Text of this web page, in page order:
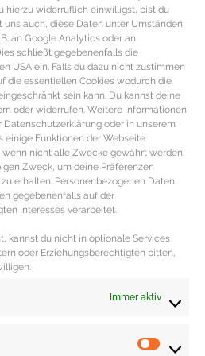
hierzu widerruflich einwilligst, bist du
auch, diese Daten unter Umständen
an Google Analytics oder an
schließt gegebenenfalls die
USA ein. Falls du dazu nicht zustimmen
die essentiellen Cookies wodurch die
sein kann. Du kannst deine
oder widerrufen. Weitere Informationen
oder in unserem
einige Funktionen der Webseite
nicht alle Zwecke gewährt werden.
Zweck, um deine Präferenzen
erhalten. Personenbezogenen Daten
gegebenenfalls auf der
Interesses verarbeitet.
kannst du nicht in optionale Services
oder Erziehungsberechtigten bitten,
Immer aktiv
zimmerwarme Butter schaumig schlagen,
und dem frisch gemahlenen Pfeffer
Trüffel unterheben und fertig ist die
sich natürlich auch hervorragend eine
in einen Topf geben. Dann das Öl mit
Traubensaft, Lorbeerblatt,
Honig hinzufügen und für circa fünf
oder Low Carb Ernährung.
Shutterstock